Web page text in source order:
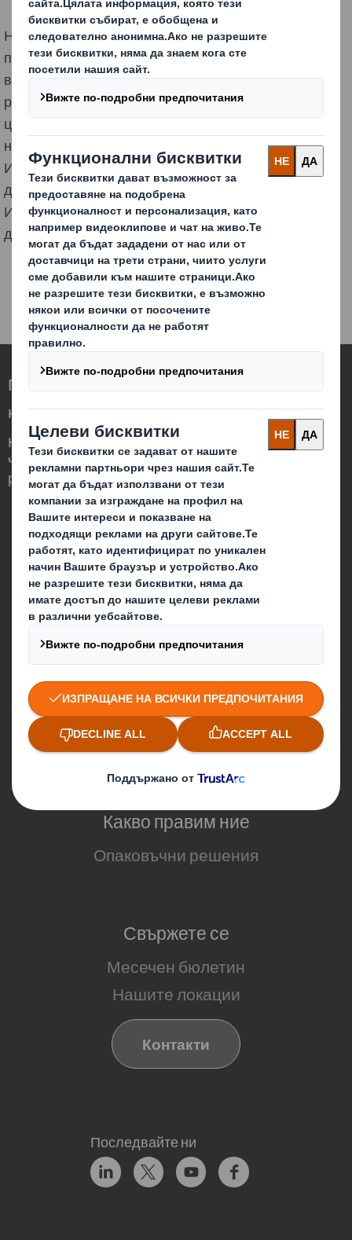
Нашите компании отчитат ежемесечно
представянето си в областта на безопасността и
всички злополуки се проверяват напълно, като
резултатите от проверката се разпространяват в
цялата група. Нашите отдели наблюдават
напредъка не само по Ключовите Показатели на
Изпълнение, но и чрез своите програми за одит и
други проактивни Ключови Показатели на
Изпълнение, като наблюдателна безопасност,
докладване на почти инциденти и т.н.
Преоткриваме опаковките на по-високо
ниво в един променящ се свят
Ние сме различни, защото осъзнаваме,
че опаковките могат да играят важна
роля в света около нас.
Кои сме ние
За DS Smith
За International Paper
IP & DS Smith обединение
Устойчивост
Медии
Кариера
Блог
Какво правим ние
Опаковъчни решения
Свържете се
Месечен бюлетин
Нашите локации
Контакти
Последвайте ни